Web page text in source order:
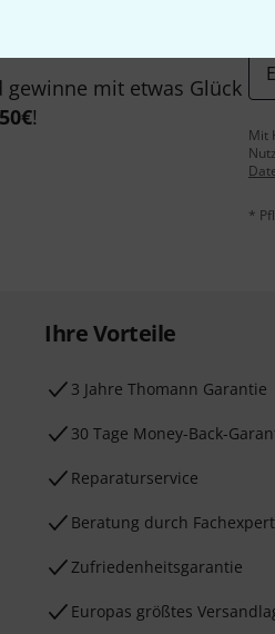
mit etwas Glück
50€!
Mit
*
Ihre Vorteile
3 Jahre Thomann Garantie
30 Tage Money-Back-
Reparaturservice
Beratung durch
Zufriedenheitsgarantie
Europas größtes